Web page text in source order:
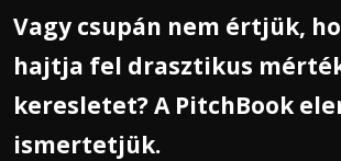
Vagy csupán nem értjük,
hajtja fel drasztikus
keresletet? A PitchBook
ismertetjük.